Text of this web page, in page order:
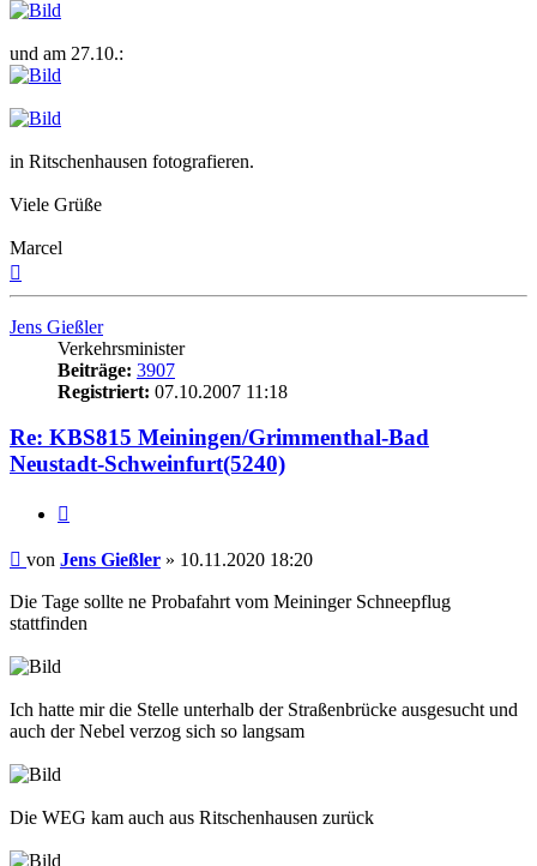
und am 27.10.:
in Ritschenhausen fotografieren.
Viele Grüße
Marcel
Jens Gießler
Verkehrsminister
Beiträge: 3907
Registriert: 07.10.2007 11:18
Re: KBS815 Meiningen/Grimmenthal-Bad
Neustadt-Schweinfurt(5240)
Beitrag
von Jens Gießler » 10.11.2020 18:20
Die Tage sollte ne Probafahrt vom Meininger Schneepflug
stattfinden
Ich hatte mir die Stelle unterhalb der Straßenbrücke ausgesucht und
auch der Nebel verzog sich so langsam
Die WEG kam auch aus Ritschenhausen zurück